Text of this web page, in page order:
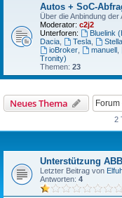
Autos + SoC-
Über die Anbindung
Moderator: c2j2
Unterforen:
Bluelink
Dacia
Tesla,
ioBroker, manuell,
Tronity)
Themen: 23
Neues Thema
2
Unterstützung
Letzter Beitrag von
Antworten: 4